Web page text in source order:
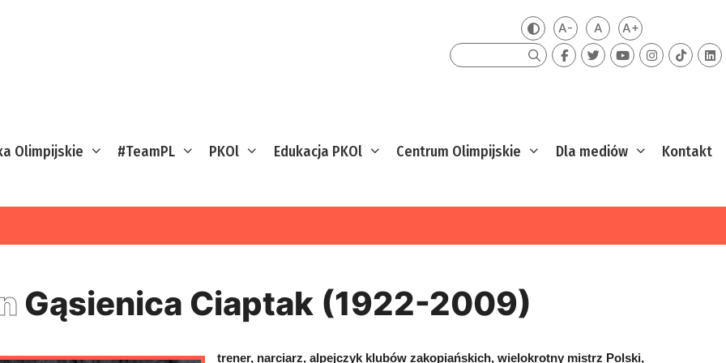
Zmień kontrast
A-Mniejsza czcionka
ADomyślna czcionka
A+Większa
Szukaj
Olimpijskie #TeamPL PKOl Edukacja PKOl Centrum Olimpijskie Dla mediów Kontakt
Gąsienica Ciaptak (1922-2009)
trener, narciarz, alpejczyk klubów zakopiańskich, wielokrotny mistrz Polski,